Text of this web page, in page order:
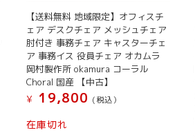
【送料無料 地域限定】オフィスチ
ェア デスクチェア メッシュチェア
肘付き 事務チェア キャスターチェ
ア 事務イス 役員チェア オカムラ
岡村製作所 okamura コーラル
Choral 国産 【中古】
¥
19,800 (税込）
在庫切れ